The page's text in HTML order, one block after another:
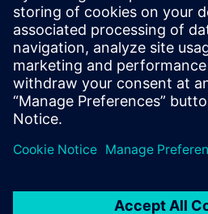
įrenginiai gali žymiai sumažinti
sutaupyti pinigų. Išankstiniai
užtikrina, kad kambariai būtų
įvykiai; ...
Sužinokite daugiau